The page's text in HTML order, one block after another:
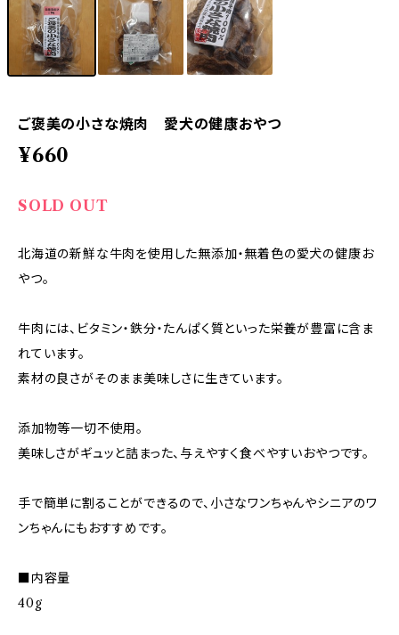
ご褒美の小さな焼肉 愛犬の健康おやつ
¥660
SOLD OUT
北海道の新鮮な牛肉を使用した無添加・無着色の愛犬の健康お
やつ。
牛肉には、ビタミン・鉄分・たんぱく質といった栄養が豊富に含ま
れています。
素材の良さがそのまま美味しさに生きています。
添加物等一切不使用。
美味しさがギュッと詰まった、与えやすく食べやすいおやつです。
手で簡単に割ることができるので、小さなワンちゃんやシニアのワ
ンちゃんにもおすすめです。
■内容量
40g